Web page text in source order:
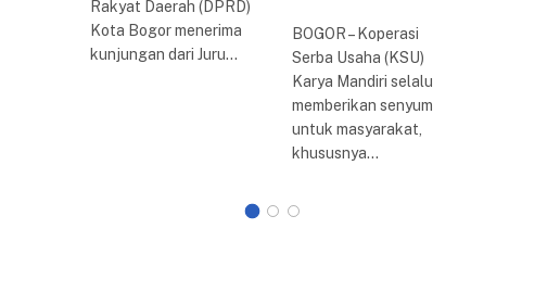
Rakyat Daerah (DPRD)
Kota Bogor menerima
kunjungan dari Juru…
BOGOR – Koperasi
Serba Usaha (KSU)
Karya Mandiri selalu
memberikan senyum
untuk masyarakat,
khususnya…